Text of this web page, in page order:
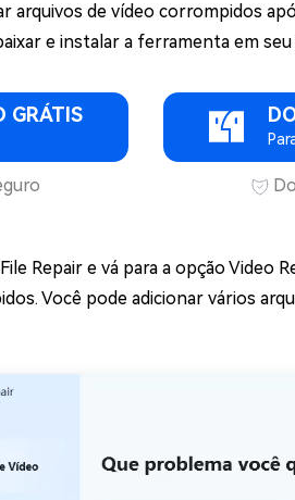
arquivos de vídeo corrompidos
e instalar a ferramenta em seu
GRÁTIS
Repair e vá para a opção Video
Você pode adicionar vários